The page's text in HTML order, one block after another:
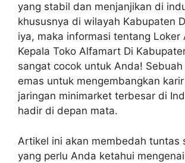
yang stabil dan menjanjikan di
khususnya di wilayah Kabupaten
iya, maka informasi tentang Loker
Kepala Toko Alfamart Di
sangat cocok untuk Anda!
emas untuk mengembangkan
jaringan minimarket terbesar di
hadir di depan mata.
Artikel ini akan membedah tuntas
yang perlu Anda ketahui